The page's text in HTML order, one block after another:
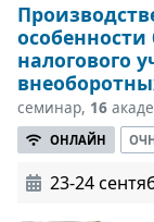
особенности
налогового
семинар, 16
ОНЛАЙН
23-24